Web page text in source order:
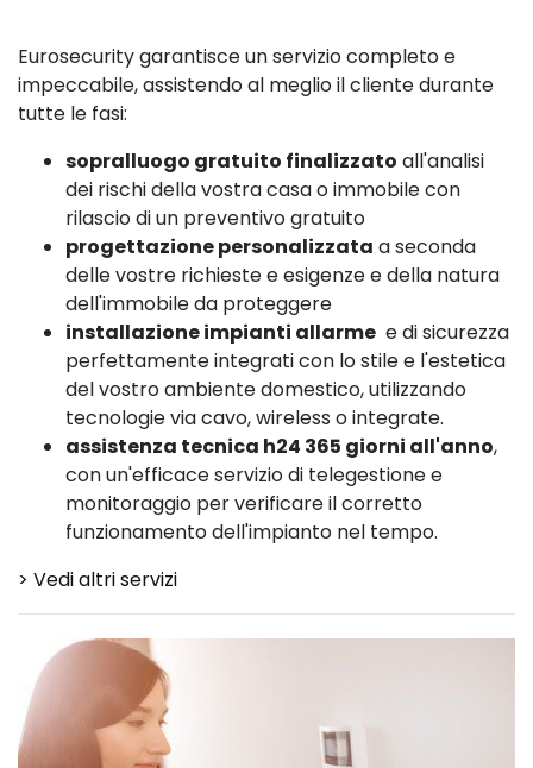
Eurosecurity garantisce un servizio completo e
impeccabile, assistendo al meglio il cliente durante
tutte le fasi:
sopralluogo gratuito finalizzato all'analisi
dei rischi della vostra casa o immobile con
rilascio di un preventivo gratuito
progettazione personalizzata a seconda
delle vostre richieste e esigenze e della natura
dell'immobile da proteggere
installazione impianti allarme e di sicurezza
perfettamente integrati con lo stile e l'estetica
del vostro ambiente domestico, utilizzando
tecnologie via cavo, wireless o integrate.
assistenza tecnica h24 365 giorni all'anno,
con un'efficace servizio di telegestione e
monitoraggio per verificare il corretto
funzionamento dell'impianto nel tempo.
> Vedi altri servizi